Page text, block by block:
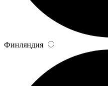
Финляндия